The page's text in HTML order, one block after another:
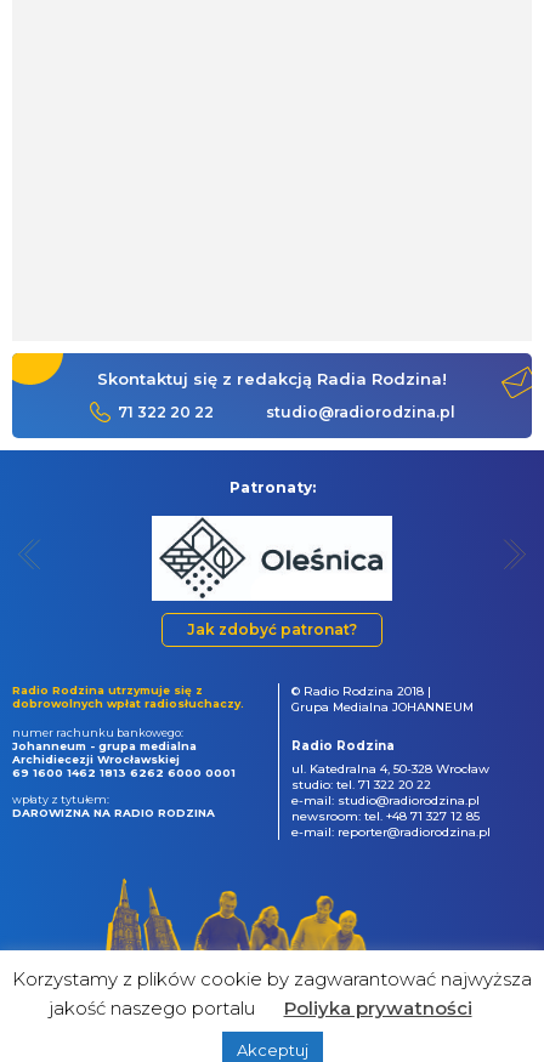
Skontaktuj się z redakcją Radia Rodzina!
71 322 20 22 studio@radiorodzina.pl
Patronaty:
Jak zdobyć patronat?
Radio Rodzina utrzymuje się z
dobrowolnych wpłat radiosłuchaczy.
numer rachunku bankowego:
Johanneum - grupa medialna
Archidiecezji Wrocławskiej
69 1600 1462 1813 6262 6000 0001
wpłaty z tytułem:
DAROWIZNA NA RADIO RODZINA
© Radio Rodzina 2018 |
Grupa Medialna JOHANNEUM
Radio Rodzina
ul. Katedralna 4, 50-328 Wrocław
studio: tel. 71 322 20 22
e-mail: studio@radiorodzina.pl
newsroom: tel. +48 71 327 12 85
e-mail: reporter@radiorodzina.pl
&
Korzystamy z plików cookie by zagwarantować najwyższa
jakość naszego portalu
Poliyka prywatności
Akceptuj